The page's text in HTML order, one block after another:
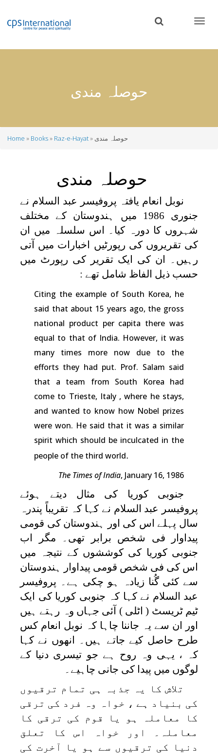
content
حوصلہ مندی
Home Books Raz-e-Hayat حوصلہ مندی
حوصلہ مندی
نوبل انعام یافتہ پروفیسر عبد السلام نے
جنوری 1986 میں ہندوستان کے مختلف
شہروں کا دورہ کیا۔ اس سلسلہ میں ان
کی تقریروں کی رپورٹیں اخبارات میں آتی
رہیں۔ ان کی ایک تقریر کی رپورٹ میں
حسب ذیل الفاظ شامل تھے :
Citing the example of South Korea, he
said that about 15 years ago, the gross
national product per capita there was
equal to that of India. However, it was
many times more now due to the
efforts they had put. Prof. Salam said
that a team from South Korea had
come to Trieste, Italy , where he stays,
and wanted to know how Nobel prizes
were won. He said that it was a similar
spirit which should be inculcated in the
people of the third world.
The Times of India, January 16, 1986
جنوبی کوریا کی مثال دیتے ہوئے
پروفیسر عبد السلام نے کہا کہ تقریباً پندرہ
سال پہلے اس کی اور ہندوستان کی قومی
پیداوار فی شخص برابر تھی۔ مگر اب
جنوبی کوریا کی کوششوں کے نتیجہ میں
اس کی فی شخص قومی پیداوار ہندوستان
سے کئی گُنا زیادہ ہو چکی ہے۔ پروفیسر
عبد السلام نے کہا کہ جنوبی کوریا کی ایک
ٹیم ٹریسٹ ( اٹلی ) آئی جہاں وہ رہتے ہیں
اور ان سے یہ جاننا چاہا کہ نوبل انعام کس
طرح حاصل کیے جاتے ہیں۔ انھوں نے کہا
کہ ، یہی وہ روح ہے جو تیسری دنیا کے
لوگوں میں پیدا کی جانی چاہیے۔
تلاش کا یہ جذبہ ہی تمام ترقیوں
کی بنیاد ہے ، خواہ وہ فرد کی ترقی
کا معاملہ ہو یا قوم کی ترقی کا
معاملہ۔ اور خواہ اس کا تعلق
دنیا کی ترقیوں سے ہو یا آخرت کی